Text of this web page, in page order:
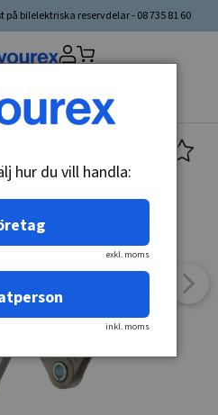
bilelektriska reservdelar - 08 735 81 60
▼
hur du vill handla:
exkl. moms
inkl. moms